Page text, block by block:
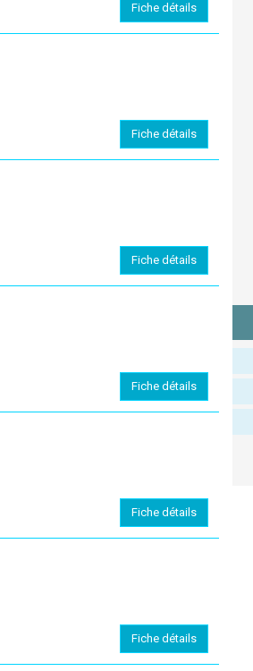
Fiche détails
Fiche détails
Fiche détails
Fiche détails
Fiche détails
Fiche détails